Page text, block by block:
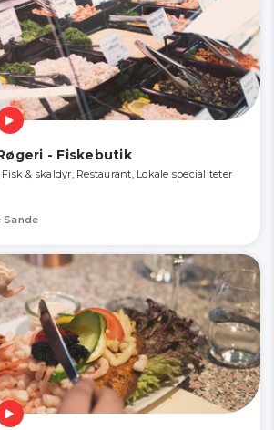
- Fiskebutik
Fisk & skaldyr, Restaurant, Lokale specialiteter
Sande